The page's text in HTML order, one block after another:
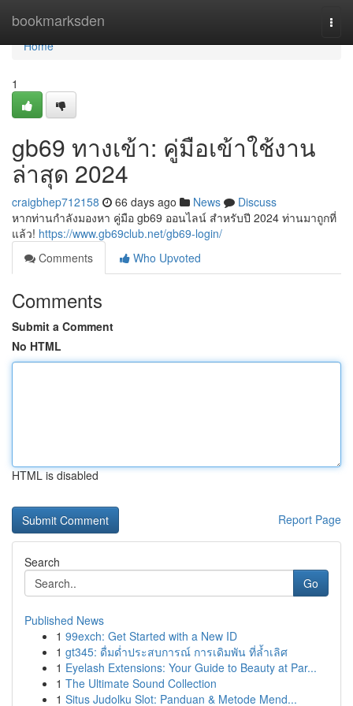
bookmarksden
Home
Home
1
gb69 ทางเข้า: คู่มือเข้าใช้งาน
ล่าสุด 2024
craigbhep712158 66 days ago News
Discuss
หากท่านกำลังมองหา คู่มือ gb69 ออนไลน์ สำหรับปี 2024 ท่านมาถูกที่
แล้ว! https://www.gb69club.net/gb69-login/
Comments
Who Upvoted
Comments
Submit a Comment
No HTML
HTML is disabled
Report Page
Search
Go
Published News
1 99exch: Get Started with a New ID
1 gt345: ดื่มด่ำประสบการณ์ การเดิมพัน ที่ล้ำเลิศ
1 Eyelash Extensions: Your Guide to Beauty at Par...
1 The Ultimate Sound Collection
1 Situs Judolku Slot: Panduan & Metode Mend...